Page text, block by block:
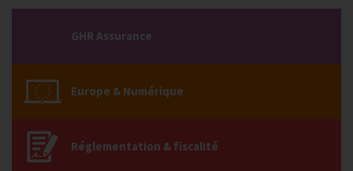
GHR Assurance
Europe & Numérique
Réglementation & fiscalité